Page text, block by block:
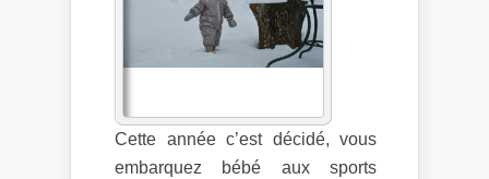
Cette année c’est décidé, vous
embarquez bébé aux sports